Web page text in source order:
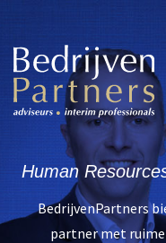
Human
BedrijvenPartners
partner met